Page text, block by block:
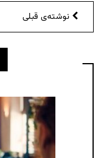
نوشته‌ی قبلی